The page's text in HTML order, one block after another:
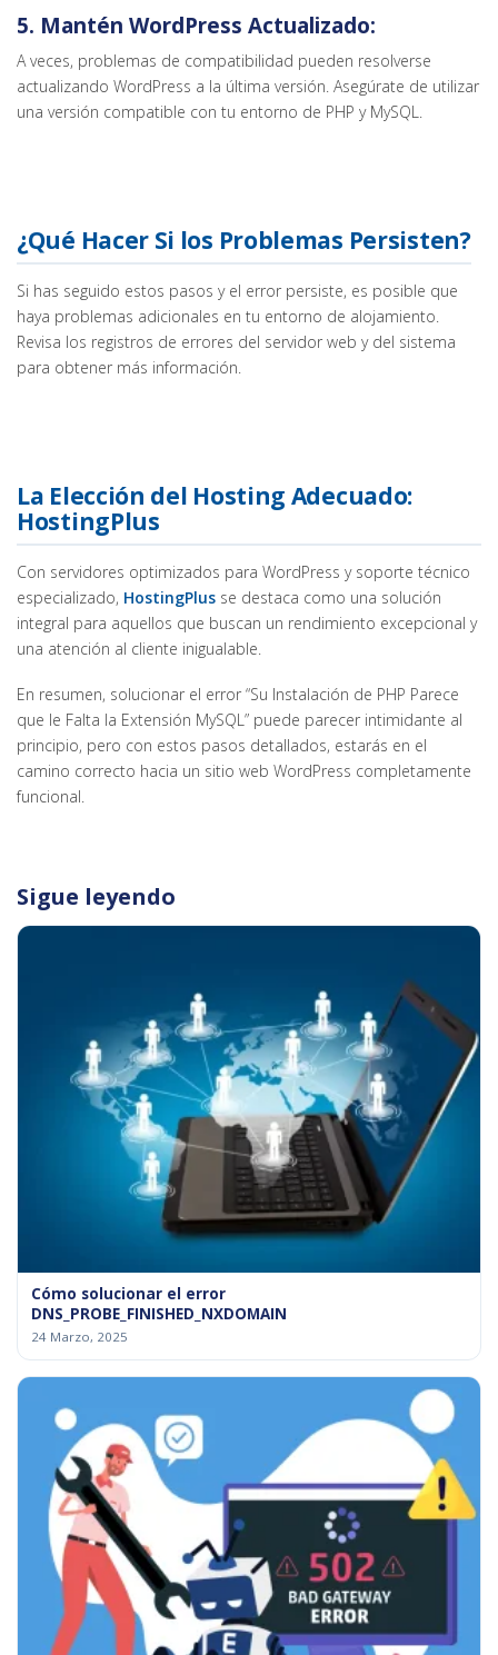
5. Mantén WordPress Actualizado:
A veces, problemas de compatibilidad pueden resolverse
actualizando WordPress a la última versión. Asegúrate de utilizar
una versión compatible con tu entorno de PHP y MySQL.
¿Qué Hacer Si los Problemas Persisten?
Si has seguido estos pasos y el error persiste, es posible que
haya problemas adicionales en tu entorno de alojamiento.
Revisa los registros de errores del servidor web y del sistema
para obtener más información.
La Elección del Hosting Adecuado:
HostingPlus
Con servidores optimizados para WordPress y soporte técnico
especializado, HostingPlus se destaca como una solución
integral para aquellos que buscan un rendimiento excepcional y
una atención al cliente inigualable.
En resumen, solucionar el error “Su Instalación de PHP Parece
que le Falta la Extensión MySQL” puede parecer intimidante al
principio, pero con estos pasos detallados, estarás en el
camino correcto hacia un sitio web WordPress completamente
funcional.
Sigue leyendo
Cómo solucionar el error
DNS_PROBE_FINISHED_NXDOMAIN
24 Marzo, 2025